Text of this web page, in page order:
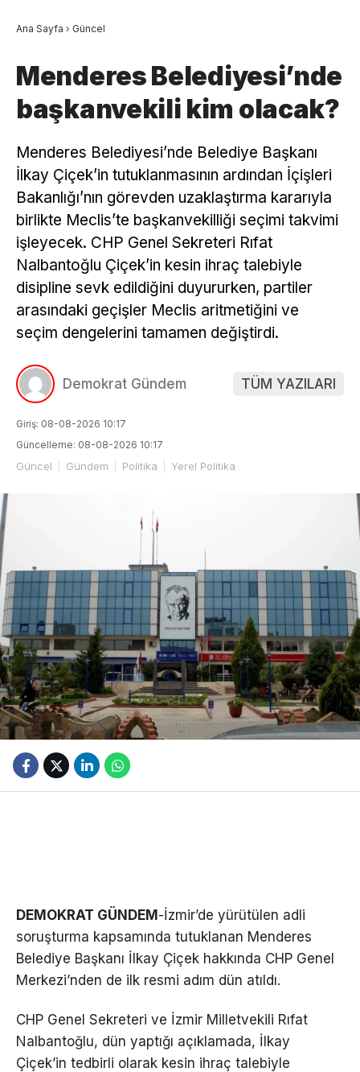
Ana Sayfa › Güncel
Menderes Belediyesi’nde
başkanvekili kim olacak?
Menderes Belediyesi’nde Belediye Başkanı
İlkay Çiçek’in tutuklanmasının ardından İçişleri
Bakanlığı’nın görevden uzaklaştırma kararıyla
birlikte Meclis’te başkanvekilliği seçimi takvimi
işleyecek. CHP Genel Sekreteri Rıfat
Nalbantoğlu Çiçek’in kesin ihraç talebiyle
disipline sevk edildiğini duyururken, partiler
arasındaki geçişler Meclis aritmetiğini ve
seçim dengelerini tamamen değiştirdi.
Demokrat Gündem TÜM YAZILARI
Giriş: 08-08-2026 10:17
Güncelleme: 08-08-2026 10:17
Güncel Gündem Politika Yerel Politika
DEMOKRAT GÜNDEM -İzmir’de yürütülen adli
soruşturma kapsamında tutuklanan Menderes
Belediye Başkanı İlkay Çiçek hakkında CHP Genel
Merkezi’nden de ilk resmi adım dün atıldı.
CHP Genel Sekreteri ve İzmir Milletvekili Rıfat
Nalbantoğlu, dün yaptığı açıklamada, İlkay
Çiçek’in tedbirli olarak kesin ihraç talebiyle